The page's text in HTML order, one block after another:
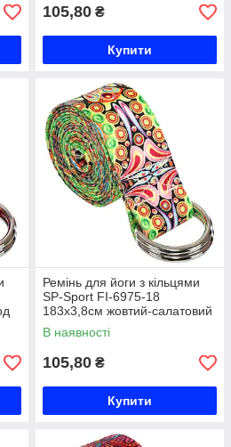
105,80 ₴
Купити
Ремінь для йоги з кільцями
SP-Sport FI-6975-18
183x3,8см жовтий-салатовий
Код FI-6975-18
В наявності
105,80 ₴
Купити